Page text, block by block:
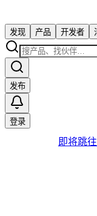
发现 产品 开发者
发布
登录
即将跳